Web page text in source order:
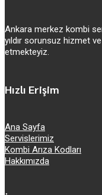
Ankara merkez kombi
yıldır sorunsuz hizmet
etmekteyiz.
Hızlı Erişim
Ana Sayfa
Servislerimiz
Kombi Arıza Kodları
Hakkımızda